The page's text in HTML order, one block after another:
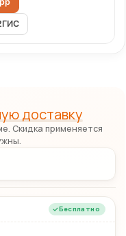
доставку
Скидка применяется
Бесплатно